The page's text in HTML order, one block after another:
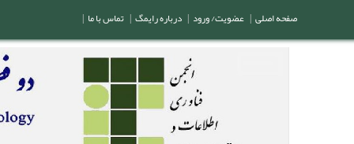
صفحه اصلی | عضویت/ ورود | درباره رایمگ | تماس با ما |